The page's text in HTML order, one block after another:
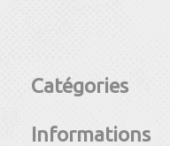
Catégories
Informations